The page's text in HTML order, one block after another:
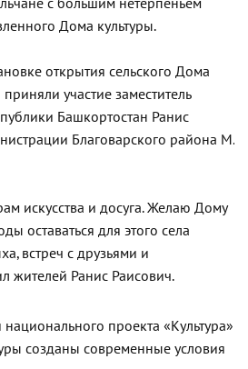
с большим нетерпеньем
Дома культуры.
открытия сельского Дома
участие заместитель
Башкортостан Ранис
Благоварского района М.
искусства и досуга. Желаю Дому
оставаться для этого села
встреч с друзьями и
жителей Ранис Раисович.
проекта «Культура»
созданы современные условия